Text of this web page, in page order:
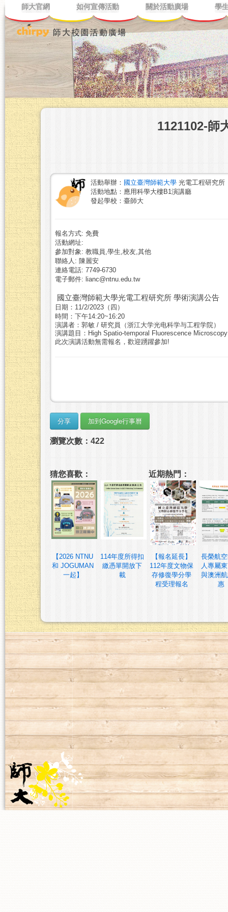
師大官網 如何宣傳活動 關於活動廣場 學
1121102-師
活動舉辦： 國立臺灣師範大學 光電工程研究所
活動地點：應用科學大樓B1演講廳
發起學校：臺師大
報名方式: 免費
活動網址:
參加對象: 教職員,學生,校友,其他
聯絡人: 陳麗安
連絡電話: 7749-6730
電子郵件: lianc@ntnu.edu.tw
國立臺灣師範大學光電工程研究所 學術演講公告
日期： 11/2/2023 （ 四 ）
時間：下午14:20~16:20
演講者： 郭敏 / 研究員 （浙江大学光电科学与工程学院）
演講題目： High Spatio-temporal Fluorescence
此次演講活動無需報名，歡迎踴躍參加!
瀏覽次數：422
猜您喜歡：
【2026 NTNU
和 JOGUMAN
一起】
114年度所得扣
繳憑單開放下
載
近期熱門：
【報名延長】
112年度文物保
存修復學分學
程受理報名
長榮航
人專屬
與澳洲
惠